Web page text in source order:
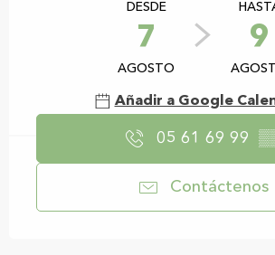
DESDE
7
AGOSTO
9
Añadir a Google
05 61 69 99
Contáctenos